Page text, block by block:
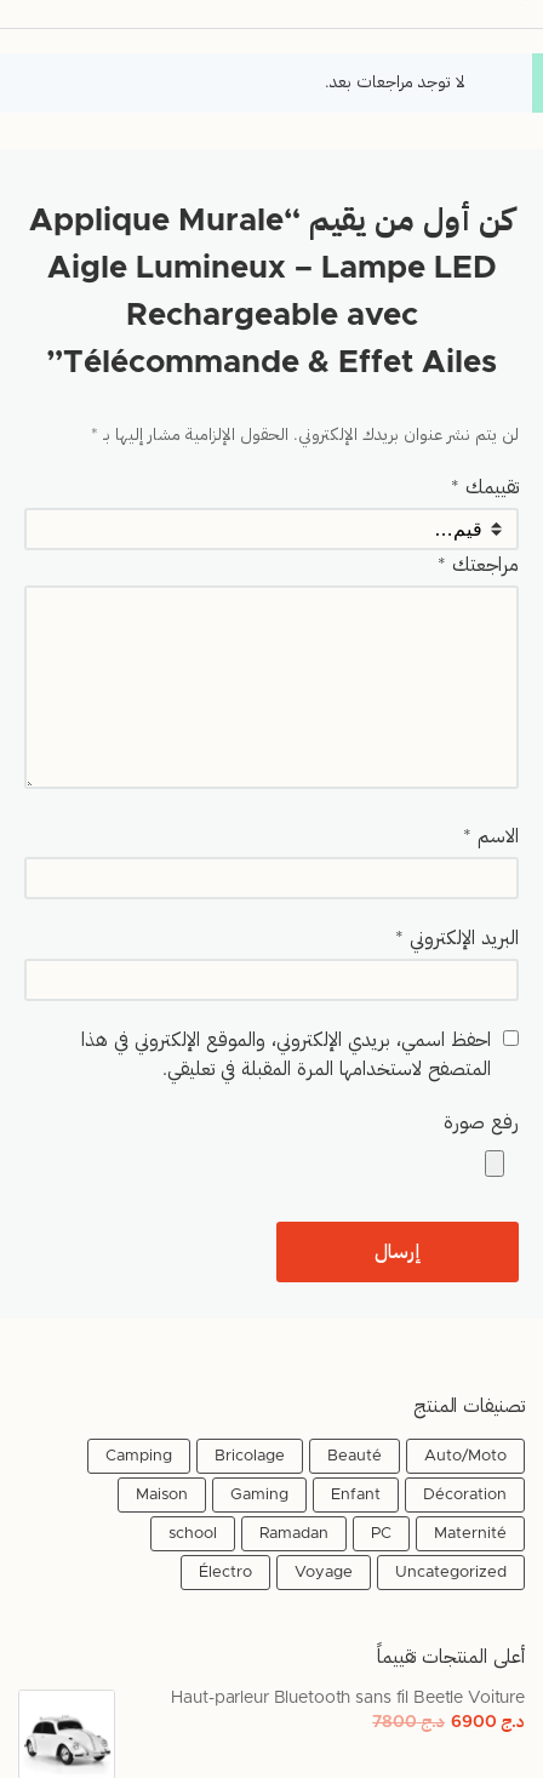
لا توجد مراجعات بعد.
كن أول من يقيم “Applique Murale
Aigle Lumineux – Lampe LED
Rechargeable avec
Télécommande & Effet Ailes”
لن يتم نشر عنوان بريدك الإلكتروني. الحقول الإلزامية مشار إليها بـ *
تقييمك *
مراجعتك *
الاسم *
البريد الإلكتروني *
احفظ اسمي، بريدي الإلكتروني، والموقع الإلكتروني في هذا
المتصفح لاستخدامها المرة المقبلة في تعليقي.
رفع صورة
تصنيفات المنتج
Auto/Moto
Beauté
Bricolage
Camping
Décoration
Enfant
Gaming
Maison
Maternité
PC
Ramadan
school
Uncategorized
Voyage
Électro
أعلى المنتجات تقييماً
Haut-parleur Bluetooth sans fil Beetle Voiture
د.ج6900 د.ج7800